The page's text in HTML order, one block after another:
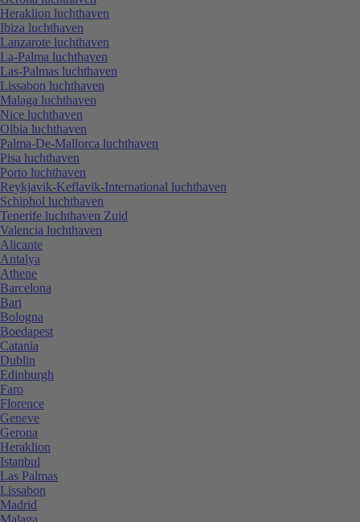
Heraklion luchthaven
Ibiza luchthaven
Lanzarote luchthaven
La-Palma luchthaven
Las-Palmas luchthaven
Lissabon luchthaven
Malaga luchthaven
Nice luchthaven
Olbia luchthaven
Palma-De-Mallorca luchthaven
Pisa luchthaven
Porto luchthaven
Reykjavik-Keflavik-International luchthaven
Schiphol luchthaven
Tenerife luchthaven Zuid
Valencia luchthaven
Alicante
Antalya
Athene
Barcelona
Bari
Bologna
Boedapest
Catania
Dublin
Edinburgh
Faro
Florence
Geneve
Gerona
Heraklion
Istanbul
Las Palmas
Lissabon
Madrid
Malaga